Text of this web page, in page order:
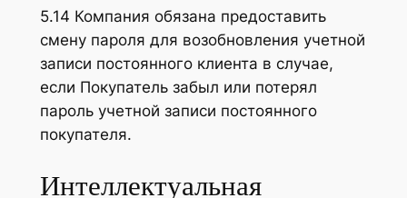
5.14 Компания обязана предоставить
смену пароля для возобновления учетной
записи постоянного клиента в случае,
если Покупатель забыл или потерял
пароль учетной записи постоянного
покупателя.
Интеллектуальная